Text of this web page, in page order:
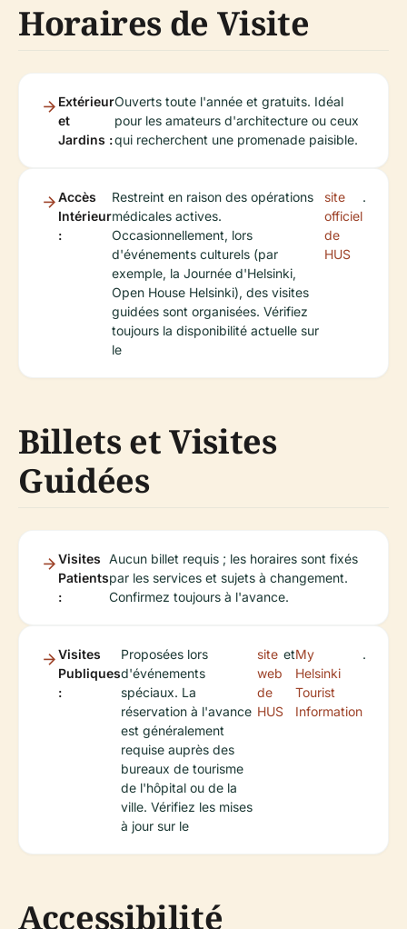
Horaires de Visite
Extérieur
et
Jardins :
Ouverts toute l'année et gratuits. Idéal
pour les amateurs d'architecture ou ceux
qui recherchent une promenade paisible.
Accès
Intérieur
:
Restreint en raison des opérations
médicales actives.
Occasionnellement, lors
d'événements culturels (par
exemple, la Journée d'Helsinki,
Open House Helsinki), des visites
guidées sont organisées. Vérifiez
toujours la disponibilité actuelle sur
le
site
officiel
de
HUS
.
Billets et Visites
Guidées
Visites
Patients
:
Aucun billet requis ; les horaires sont fixés
par les services et sujets à changement.
Confirmez toujours à l'avance.
Visites
Publiques
:
Proposées lors
d'événements
spéciaux. La
réservation à l'avance
est généralement
requise auprès des
bureaux de tourisme
de l'hôpital ou de la
ville. Vérifiez les mises
à jour sur le
site
web
de
HUS
etMy
Helsinki
Tourist
Information
.
Accessibilité